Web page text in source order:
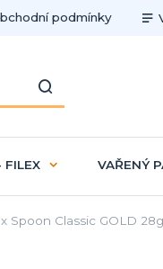
podmínky
FILEX VAŘENÝ
Spoon Classic GOLD 28g